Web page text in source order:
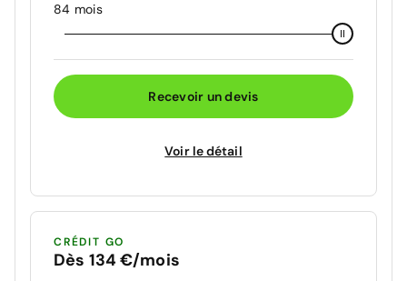
84 mois
Recevoir un devis
Voir le détail
CRÉDIT GO
Dès 134 €/mois